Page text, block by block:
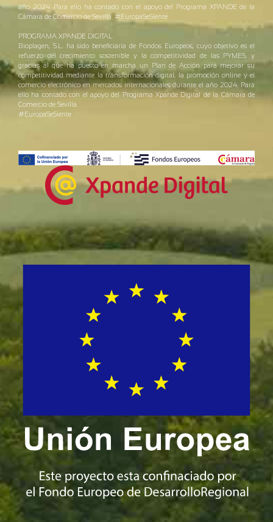
año 2024. Para ello ha contado con el apoyo del Programa XPANDE de la
Cámara de Comercio de Sevilla. #EuropaSeSiente
PROGRAMA XPANDE DIGITAL
Bioplagen, S.L. ha sido beneficiaria de Fondos Europeos, cuyo objetivo es el
refuerzo del crecimiento sostenible y la competitividad de las PYMES, y
gracias al que ha puesto en marcha un Plan de Acción para mejorar su
competitividad mediante la transformación digital, la promoción online y el
comercio electrónico en mercados internacionales durante el año 2024. Para
ello ha contado con el apoyo del Programa Xpande Digital de la Cámara de
Comercio de Sevilla.
#EuropaSeSiente